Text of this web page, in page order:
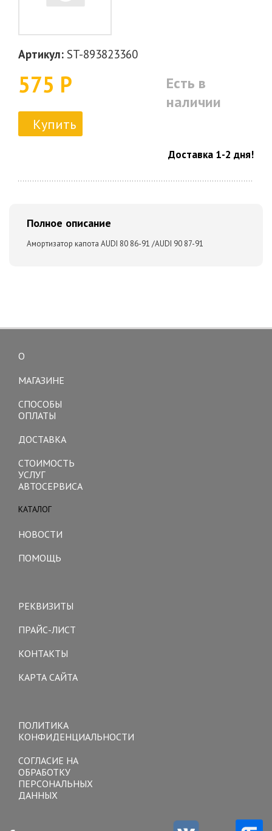
Артикул: ST-893823360
575 Р
Есть в
наличии
Купить
Доставка 1-2 дня!
Полное описание
Амортизатор капота AUDI 80 86-91 /AUDI 90 87-91
О
МАГАЗИНЕ
СПОСОБЫ
ОПЛАТЫ
ДОСТАВКА
СТОИМОСТЬ
УСЛУГ
АВТОСЕРВИСА
КАТАЛОГ
НОВОСТИ
ПОМОЩЬ
РЕКВИЗИТЫ
ПРАЙС-ЛИСТ
КОНТАКТЫ
КАРТА САЙТА
ПОЛИТИКА
КОНФИДЕНЦИАЛЬНОСТИ
СОГЛАСИЕ НА
ОБРАБОТКУ
ПЕРСОНАЛЬНЫХ
ДАННЫХ